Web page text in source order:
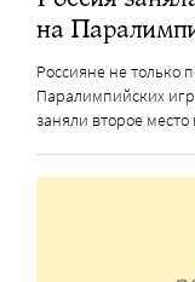
на
Россияне не только
Паралимпийских
заняли второе